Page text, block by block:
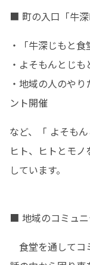
■ 町の入口「牛深
・「牛深じもと
・よそもんとじ
・地域の人のや
ント開催
など、「 よそも
ヒト、ヒトとモ
しています。
■ 地域のコミュ
食堂を通してコ